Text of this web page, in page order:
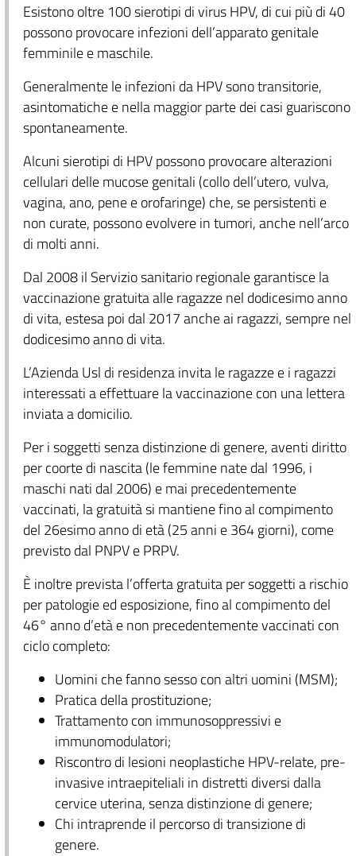
Esistono oltre 100 sierotipi di virus HPV, di cui più di 40
possono provocare infezioni dell’apparato genitale
femminile e maschile.
Generalmente le infezioni da HPV sono transitorie,
asintomatiche e nella maggior parte dei casi guariscono
spontaneamente.
Alcuni sierotipi di HPV possono provocare alterazioni
cellulari delle mucose genitali (collo dell’utero, vulva,
vagina, ano, pene e orofaringe) che, se persistenti e
non curate, possono evolvere in tumori, anche nell’arco
di molti anni.
Dal 2008 il Servizio sanitario regionale garantisce la
vaccinazione gratuita alle ragazze nel dodicesimo anno
di vita, estesa poi dal 2017 anche ai ragazzi, sempre nel
dodicesimo anno di vita.
L’Azienda Usl di residenza invita le ragazze e i ragazzi
interessati a effettuare la vaccinazione con una lettera
inviata a domicilio.
Per i soggetti senza distinzione di genere, aventi diritto
per coorte di nascita (le femmine nate dal 1996, i
maschi nati dal 2006) e mai precedentemente
vaccinati, la gratuità si mantiene fino al compimento
del 26esimo anno di età (25 anni e 364 giorni), come
previsto dal PNPV e PRPV.
È inoltre prevista l’offerta gratuita per soggetti a rischio
per patologie ed esposizione, fino al compimento del
46° anno d’età e non precedentemente vaccinati con
ciclo completo:
Uomini che fanno sesso con altri uomini (MSM);
Pratica della prostituzione;
Trattamento con immunosoppressivi e
immunomodulatori;
Riscontro di lesioni neoplastiche HPV-relate, pre-
invasive intraepiteliali in distretti diversi dalla
cervice uterina, senza distinzione di genere;
Chi intraprende il percorso di transizione di
genere.